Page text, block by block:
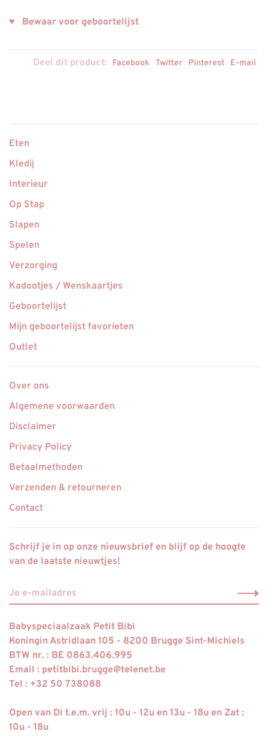
♥ Bewaar voor geboortelijst
Deel dit product: Facebook Twitter Pinterest E-mail
Eten
Kledij
Interieur
Op Stap
Slapen
Spelen
Verzorging
Kadootjes / Wenskaartjes
Geboortelijst
Mijn geboortelijst favorieten
Outlet
Over ons
Algemene voorwaarden
Disclaimer
Privacy Policy
Betaalmethoden
Verzenden & retourneren
Contact
Schrijf je in op onze nieuwsbrief en blijf op de hoogte
van de laatste nieuwtjes!
Babyspeciaalzaak Petit Bibi
Koningin Astridlaan 105 - 8200 Brugge Sint-Michiels
BTW nr. : BE 0863.406.995
Email : petitbibi.brugge@telenet.be
Tel : +32 50 738088
Open van Di t.e.m. vrij : 10u - 12u en 13u - 18u en Zat :
10u - 18u